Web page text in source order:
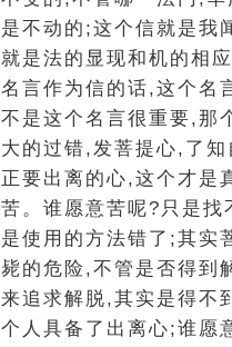
是不动的;这个信就是我
就是法的显现和机的相
名言作为信的话,这个名
不是这个名言很重要,那
大的过错,发菩提心,了
正要出离的心,这个才是
苦。谁愿意苦呢?只是
是使用的方法错了;其实
毙的危险,不管是否得到
来追求解脱,其实是得不
个人具备了出离心;谁愿